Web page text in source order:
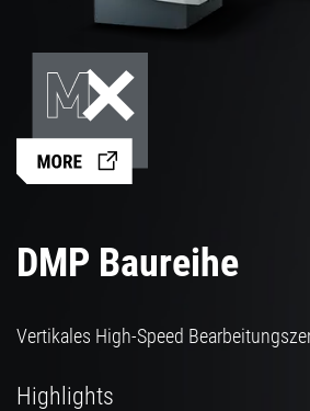
DMP Baureihe
Vertikales High-Speed
Highlights